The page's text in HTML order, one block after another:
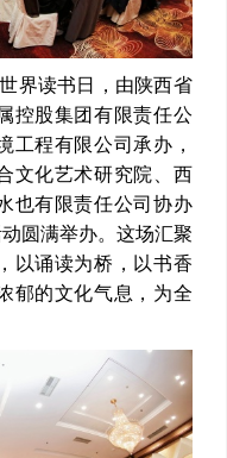
界读书日，由陕西省
控股集团有限责任公
工程有限公司承办，
文化艺术研究院、西
也有限责任公司协办
圆满举办。这场汇聚
以诵读为桥，以书香
郁的文化气息，为全